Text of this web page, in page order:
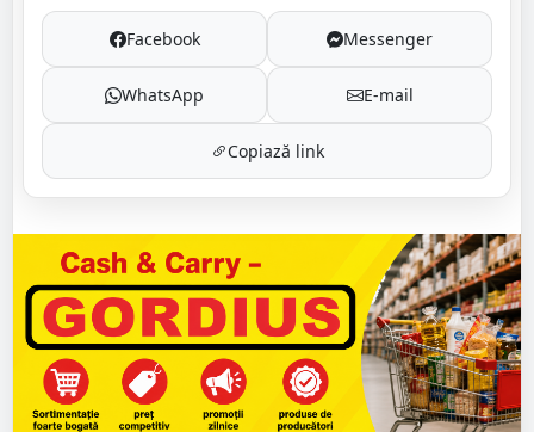
Facebook Messenger
WhatsApp E-mail
Copiază link